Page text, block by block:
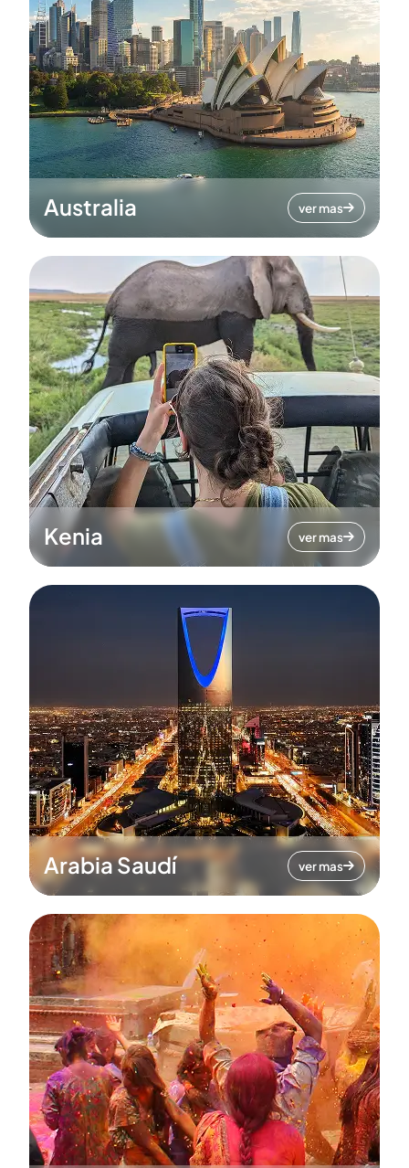
Australia ver mas
Kenia ver mas
Arabia Saudí ver mas